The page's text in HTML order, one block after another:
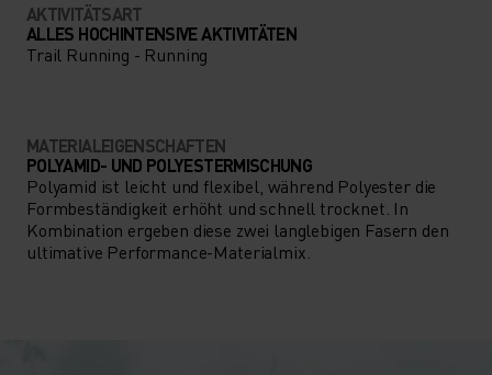
AKTIVITÄTSART
ALLES HOCHINTENSIVE AKTIVITÄTEN
Trail Running - Running
MATERIALEIGENSCHAFTEN
POLYAMID- UND POLYESTERMISCHUNG
Polyamid ist leicht und flexibel, während Polyester die
Formbeständigkeit erhöht und schnell trocknet. In
Kombination ergeben diese zwei langlebigen Fasern den
ultimative Performance-Materialmix.